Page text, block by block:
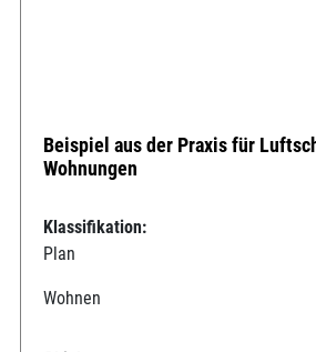
Beispiel aus der Praxis für
Wohnungen
Klassifikation:
Plan
Wohnen